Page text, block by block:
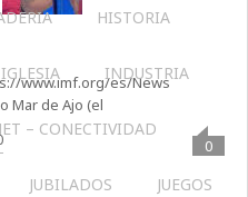
HISTORIA
IGLESIA INDUSTRIA
– CONECTIVIDAD
JUBILADOS JUEGOS
www.imf.org/es/News
Mar de Ajo (el
0